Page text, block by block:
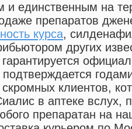
единственным на
препаратов
курса,
других
гарантируется
клиентов,
в аптеке вслух,
препаратан на